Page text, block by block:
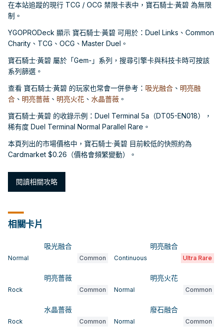
在本站追蹤的現行 TCG / OCG 禁限卡表中，寶石騎士·黃碧 為無限
制。
YGOPRODeck 顯示 寶石騎士·黃碧 可用於：Duel Links、Common
Charity、TCG、OCG、Master Duel。
寶石騎士·黃碧 屬於「Gem-」系列，搜尋引擎卡與科技卡時可按該
系列篩選。
查看 寶石騎士·黃碧 的玩家也常會一併參考： 吸光融合 、 明亮融
合 、 明亮薔薇 、 明亮火花 、 水晶薔薇 。
寶石騎士·黃碧 的收錄示例：Duel Terminal 5a（DT05-EN018），
稀有度 Duel Terminal Normal Parallel Rare。
本頁列出的市場價格中，寶石騎士·黃碧 目前較低的快照約為
Cardmarket $0.26（價格會頻繁變動）。
閱讀相關攻略
相關卡片
吸光融合
Normal Common
明亮融合
Continuous Ultra Rare
明亮薔薇
Rock Common
明亮火花
Normal Common
水晶薔薇
Rock Common
廢石融合
Normal Common